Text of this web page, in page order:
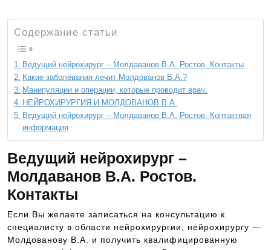
Содержание статьи
Ведущий нейрохирург – Молдаванов В.А. Ростов. Контакты
Какие заболевания лечит Молдованов В.А.?
Манипуляции и операции, которые проводит врач:
НЕЙРОХИРУРГИЯ И МОЛДОВАНОВ В.А.
Ведущий нейрохирург – Молдаванов В.А. Ростов. Контактная
информация
Ведущий нейрохирург –
Молдаванов В.А. Ростов.
Контакты
Если Вы желаете записаться на консультацию к
специалисту в области нейрохирургии, нейрохирургу —
Молдованову В.А. и получить квалифицированную